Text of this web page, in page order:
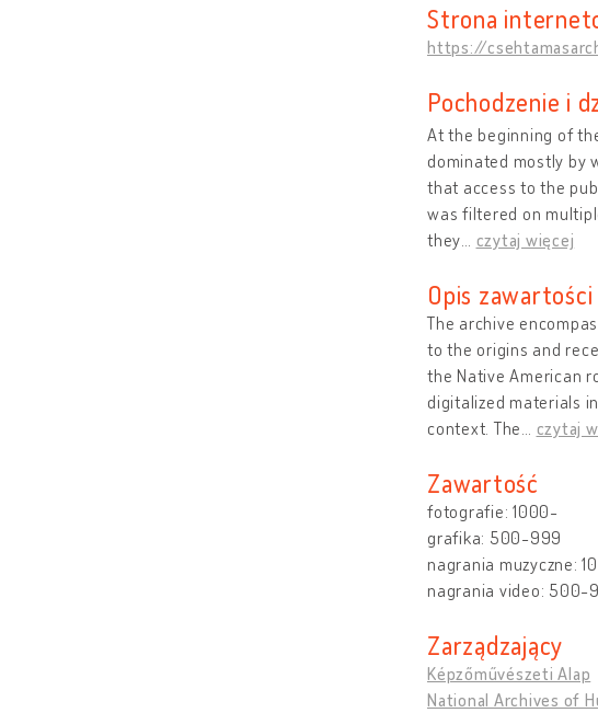
Strona
https://
Pochodzenie i
At the beginning of
dominated mostly by
that access to the
was filtered on
they
czytaj więcej
Opis zawartości
The archive
to the origins and
the Native American
digitalized materials
context. The
czytaj
Zawartość
fotografie: 1000-
grafika: 500-999
nagrania muzyczne:
nagrania video: 500-
Zarządzający
Képzőművészeti Alap
National Archives of